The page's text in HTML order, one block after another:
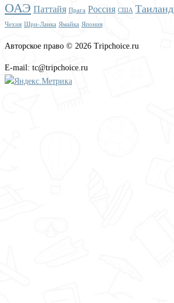
ОАЭ Паттайя Прага Россия США Таиланд
Чехия Шри-Ланка Ямайка Япония
Авторское право © 2026 Tripchoice.ru
E-mail: tc@tripchoice.ru